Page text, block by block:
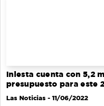
Iniesta cuenta con 5,2
presupuesto para este
Las Noticias - 11/06/2022